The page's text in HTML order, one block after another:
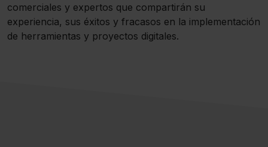
comerciales y expertos que compartirán su
experiencia, sus éxitos y fracasos en la implementación
de herramientas y proyectos digitales.